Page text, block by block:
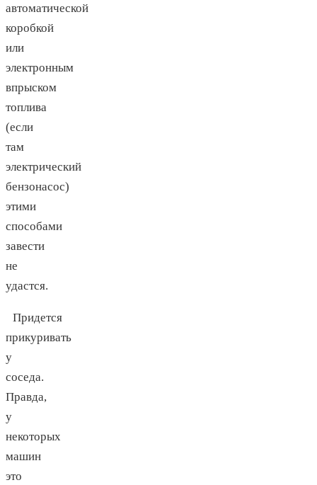
автоматической
коробкой
или
электронным
впрыском
топлива
(если
там
электрический
бензонасос)
этими
способами
завести
не
удастся.
Придется
прикуривать
у
соседа.
Правда,
у
некоторых
машин
это